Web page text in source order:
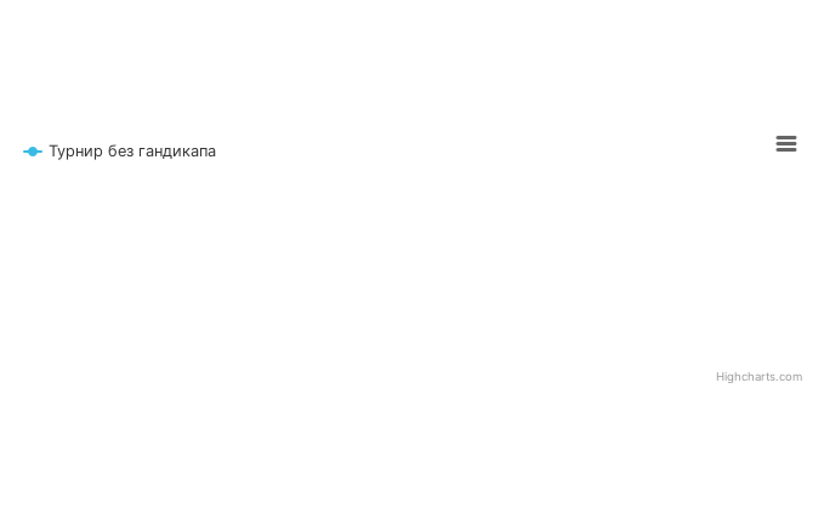
Турнир без гандикапа
Highcharts.com